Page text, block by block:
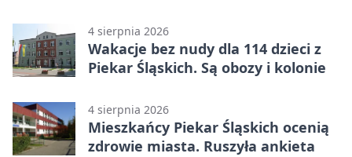
4 sierpnia 2026
Wakacje bez nudy dla 114 dzieci z
Piekar Śląskich. Są obozy i kolonie
4 sierpnia 2026
Mieszkańcy Piekar Śląskich ocenią
zdrowie miasta. Ruszyła ankieta